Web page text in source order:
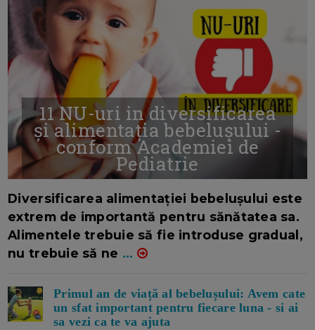
11 NU-uri in diversificarea
și alimentația bebelușului -
conform Academiei de
Pediatrie
Diversificarea alimentației bebelușului este
extrem de importantă pentru sănătatea sa.
Alimentele trebuie să fie introduse gradual,
nu trebuie să ne ...
Primul an de viață al bebelușului: Avem cate
un sfat important pentru fiecare luna - si ai
sa vezi ca te va ajuta